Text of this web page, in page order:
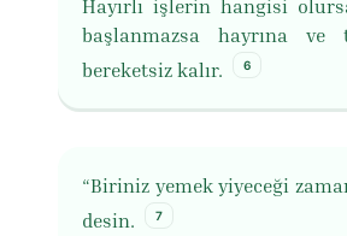
Hayırlı işlerin hangisi
başlanmazsa hayrına ve
bereketsiz kalır.
6
“Biriniz yemek yiyeceği
desin.
7